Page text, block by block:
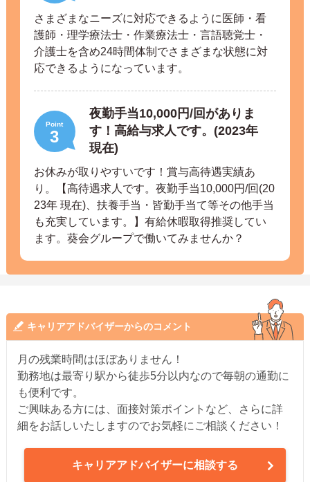
さまざまなニーズに対応できるように医師・看
護師・理学療法士・作業療法士・言語聴覚士・
介護士を含め24時間体制でさまざまな状態に対
応できるようになっています。
Point
3
夜勤手当10,000円/回がありま
す！高給与求人です。(2023年
現在)
お休みが取りやすいです！賞与高待遇実績あ
り。【高待遇求人です。夜勤手当10,000円/回(20
23年 現在)、扶養手当・皆勤手当て等その他手当
も充実しています。】有給休暇取得推奨してい
ます。葵会グループで働いてみませんか？
キャリアアドバイザーからのコメント
月の残業時間はほぼありません！
勤務地は最寄り駅から徒歩5分以内なので毎朝の通勤に
も便利です。
ご興味ある方には、面接対策ポイントなど、さらに詳
細をお話しいたしますのでお気軽にご相談ください！
キャリアアドバイザーに相談する